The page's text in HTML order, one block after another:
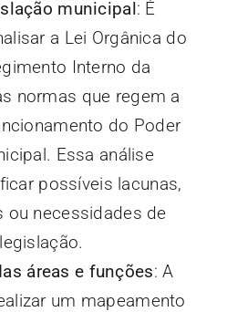
municipal: É
a Lei Orgânica do
Interno da
normas que regem a
do Poder
Essa análise
possíveis lacunas,
ou necessidades de
áreas e funções: A
um mapeamento